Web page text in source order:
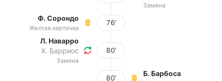
Замена
Ф. Сорондо
Желтая карточка
76’
Л. Наварро
Х. Барриос
Замена
80’
80’
Б. Барбоса